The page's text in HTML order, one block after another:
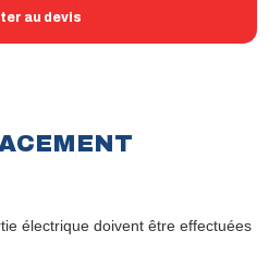
au devis
électrique doivent être effectuées